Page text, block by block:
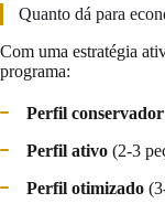
Quanto dá para
Com uma estratégia
programa:
Perfil conservador
Perfil ativo (2-3
Perfil otimizado